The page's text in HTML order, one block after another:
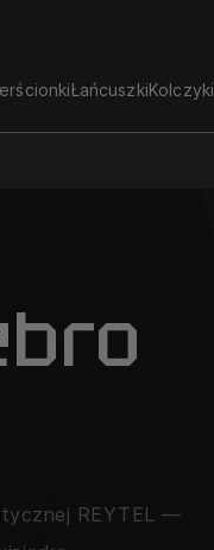
ŁańcuszkiKolczyki
REYTEL —